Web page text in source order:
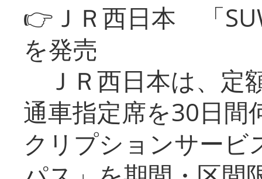
👉ＪＲ西日本 「
を発売
ＪＲ西日本は、定
通車指定席を30日間
クリプションサービ